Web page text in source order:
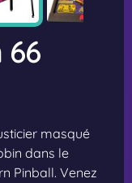
masqué
dans le
Pinball. Venez